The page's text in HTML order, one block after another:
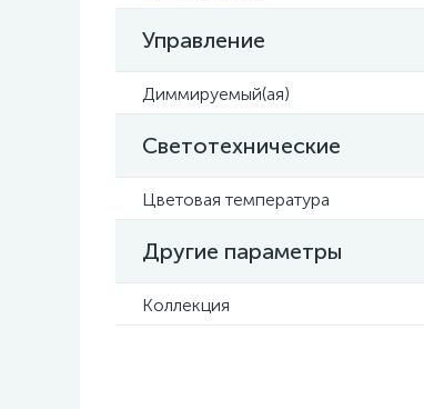
Управление
Диммируемый(ая)
Светотехнические
Цветовая температура
Другие параметры
Коллекция